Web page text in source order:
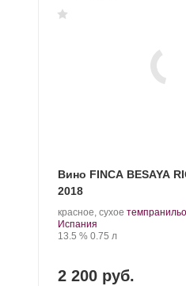
Вино FINCA BESAYA
2018
красное, сухое .
Регион:
Испания
Крепость
13.5 %. Объем
0.75 л
2 200 руб.